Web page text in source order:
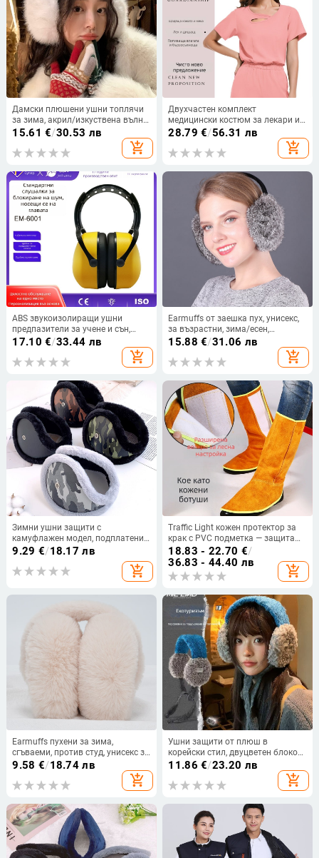
Дамски плюшени ушни топлячи
за зима, акрил/изкуствена вълна,
стил Basic/Versatile, монохромен
15.61 €/30.53 лв
add_shopping_cart
Двухчастен комплект
медицински костюм за лекари и
медицински сестри – унисекс
работно облекло за клиники,
грижа за красотата и център за
28.79 €/56.31 лв
add_shopping_cart
ABS звукоизолиращи ушни
предпазители за учене и сън,
глава-обхващащ дизайн,
подплата от спонг, EM-6001, 27dB
SNR / 30dB NNR
17.10 €/33.44 лв
add_shopping_cart
Earmuffs от заешка пух, унисекс,
за възрастни, зима/есен,
едноцветни
15.88 €/31.06 лв
add_shopping_cart
Зимни ушни защити с
камуфлажен модел, подплатени с
плюш и удебелена конструкция,
колоездене
9.29 €/18.17 лв
add_shopping_cart
Traffic Light кожен протектор за
крак с PVC подметка — защита
при заваряване
18.83 - 22.70 €/
36.83 - 44.40 лв
add_shopping_cart
Earmuffs пухени за зима,
сгъваеми, против студ, унисекс за
възрастни
9.58 €/18.74 лв
add_shopping_cart
Ушни защити от плюш в
корейски стил, двуцветен блоков
дизайн, за жени, зимна топлина и
защита от студ, за колоездене, с
връзки
11.86 €/23.20 лв
add_shopping_cart